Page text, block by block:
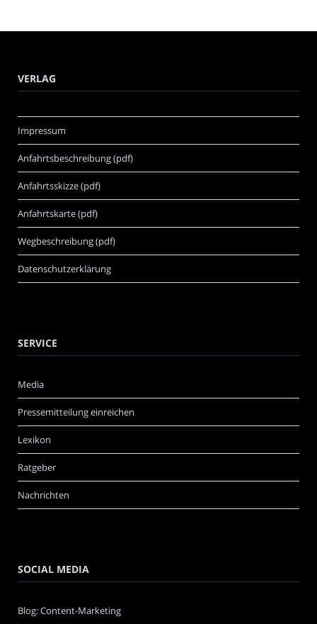
VERLAG
Impressum
Anfahrtsbeschreibung (pdf)
Anfahrtsskizze (pdf)
Anfahrtskarte (pdf)
Wegbeschreibung (pdf)
Datenschutzerklärung
SERVICE
Media
Pressemitteilung einreichen
Lexikon
Ratgeber
Nachrichten
SOCIAL MEDIA
Blog: Content-Marketing